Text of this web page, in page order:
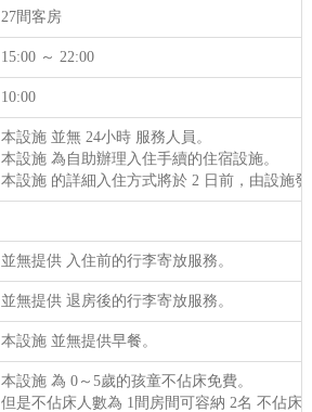
27間客房
15:00 ～ 22:00
10:00
本設施 並無 24小時 服務人員。
本設施 為自助辦理入住手續的住宿設施。
本設施 的詳細入住方式將於 2 日前，由設施
並無提供 入住前的行李寄放服務。
並無提供 退房後的行李寄放服務。
本設施 並無提供早餐。
本設施 為 0～5歲的孩童不佔床免費。
但是不佔床人數為 1間房間可容納 2名 不佔床